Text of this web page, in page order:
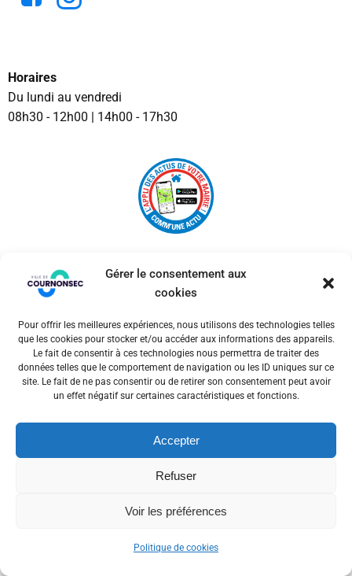
Gérer le consentement aux
cookies
Pour offrir les meilleures expériences, nous utilisons des technologies telles
que les cookies pour stocker et/ou accéder aux informations des appareils.
Le fait de consentir à ces technologies nous permettra de traiter des
données telles que le comportement de navigation ou les ID uniques sur ce
site. Le fait de ne pas consentir ou de retirer son consentement peut avoir
un effet négatif sur certaines caractéristiques et fonctions.
Accepter
Refuser
Voir les préférences
Politique de cookies
Horaires
Du lundi au vendredi
08h30 - 12h00 | 14h00 - 17h30
© 2026 Ville de Cournonsec. Un service proposé par
Comm'un Site
Mentions légales